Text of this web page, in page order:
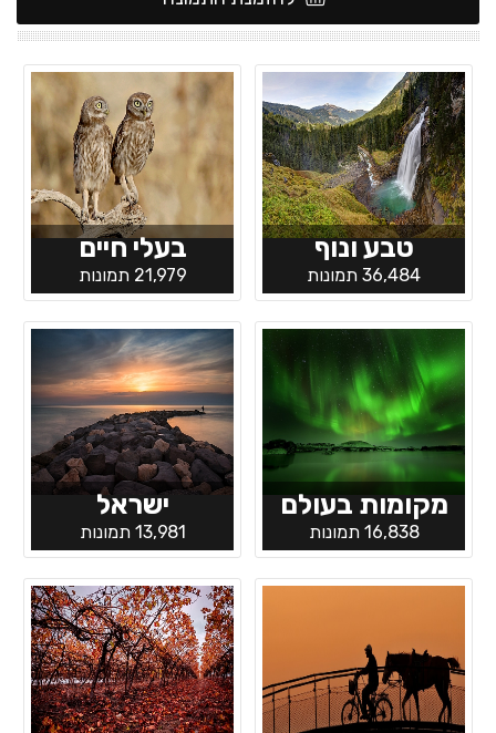
טבע ונוף
36,484 תמונות
בעלי חיים
21,979 תמונות
מקומות בעולם
16,838 תמונות
ישראל
13,981 תמונות